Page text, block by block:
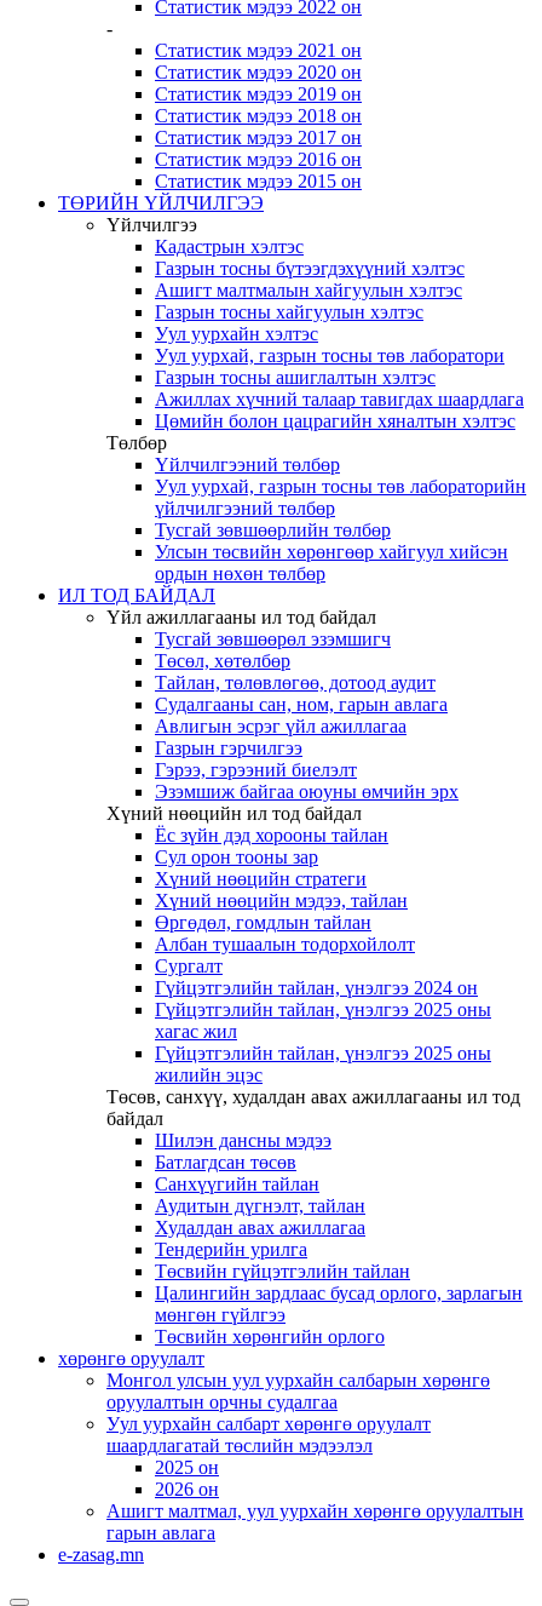
Статистик мэдээ 2022 он
-
Статистик мэдээ 2021 он
Статистик мэдээ 2020 он
Статистик мэдээ 2019 он
Статистик мэдээ 2018 он
Статистик мэдээ 2017 он
Статистик мэдээ 2016 он
Статистик мэдээ 2015 он
ТӨРИЙН ҮЙЛЧИЛГЭЭ
Үйлчилгээ
Кадастрын хэлтэс
Газрын тосны бүтээгдэхүүний хэлтэс
Ашигт малтмалын хайгуулын хэлтэс
Газрын тосны хайгуулын хэлтэс
Уул уурхайн хэлтэс
Уул уурхай, газрын тосны төв лаборатори
Газрын тосны ашиглалтын хэлтэс
Ажиллах хүчний талаар тавигдах шаардлага
Цөмийн болон цацрагийн хяналтын хэлтэс
Төлбөр
Үйлчилгээний төлбөр
Уул уурхай, газрын тосны төв лабораторийн
үйлчилгээний төлбөр
Тусгай зөвшөөрлийн төлбөр
Улсын төсвийн хөрөнгөөр хайгуул хийсэн
ордын нөхөн төлбөр
ИЛ ТОД БАЙДАЛ
Үйл ажиллагааны ил тод байдал
Тусгай зөвшөөрөл эзэмшигч
Төсөл, хөтөлбөр
Тайлан, төлөвлөгөө, дотоод аудит
Судалгааны сан, ном, гарын авлага
Авлигын эсрэг үйл ажиллагаа
Газрын гэрчилгээ
Гэрээ, гэрээний биелэлт
Эзэмшиж байгаа оюуны өмчийн эрх
Хүний нөөцийн ил тод байдал
Ёс зүйн дэд хорооны тайлан
Сул орон тооны зар
Хүний нөөцийн стратеги
Хүний нөөцийн мэдээ, тайлан
Өргөдөл, гомдлын тайлан
Албан тушаалын тодорхойлолт
Сургалт
Гүйцэтгэлийн тайлан, үнэлгээ 2024 он
Гүйцэтгэлийн тайлан, үнэлгээ 2025 оны
хагас жил
Гүйцэтгэлийн тайлан, үнэлгээ 2025 оны
жилийн эцэс
Төсөв, санхүү, худалдан авах ажиллагааны ил тод
байдал
Шилэн дансны мэдээ
Батлагдсан төсөв
Санхүүгийн тайлан
Аудитын дүгнэлт, тайлан
Худалдан авах ажиллагаа
Тендерийн урилга
Төсвийн гүйцэтгэлийн тайлан
Цалингийн зардлаас бусад орлого, зарлагын
мөнгөн гүйлгээ
Төсвийн хөрөнгийн орлого
хөрөнгө оруулалт
Монгол улсын уул уурхайн салбарын хөрөнгө
оруулалтын орчны судалгаа
Уул уурхайн салбарт хөрөнгө оруулалт
шаардлагатай төслийн мэдээлэл
2025 он
2026 он
Ашигт малтмал, уул уурхайн хөрөнгө оруулалтын
гарын авлага
e-zasag.mn